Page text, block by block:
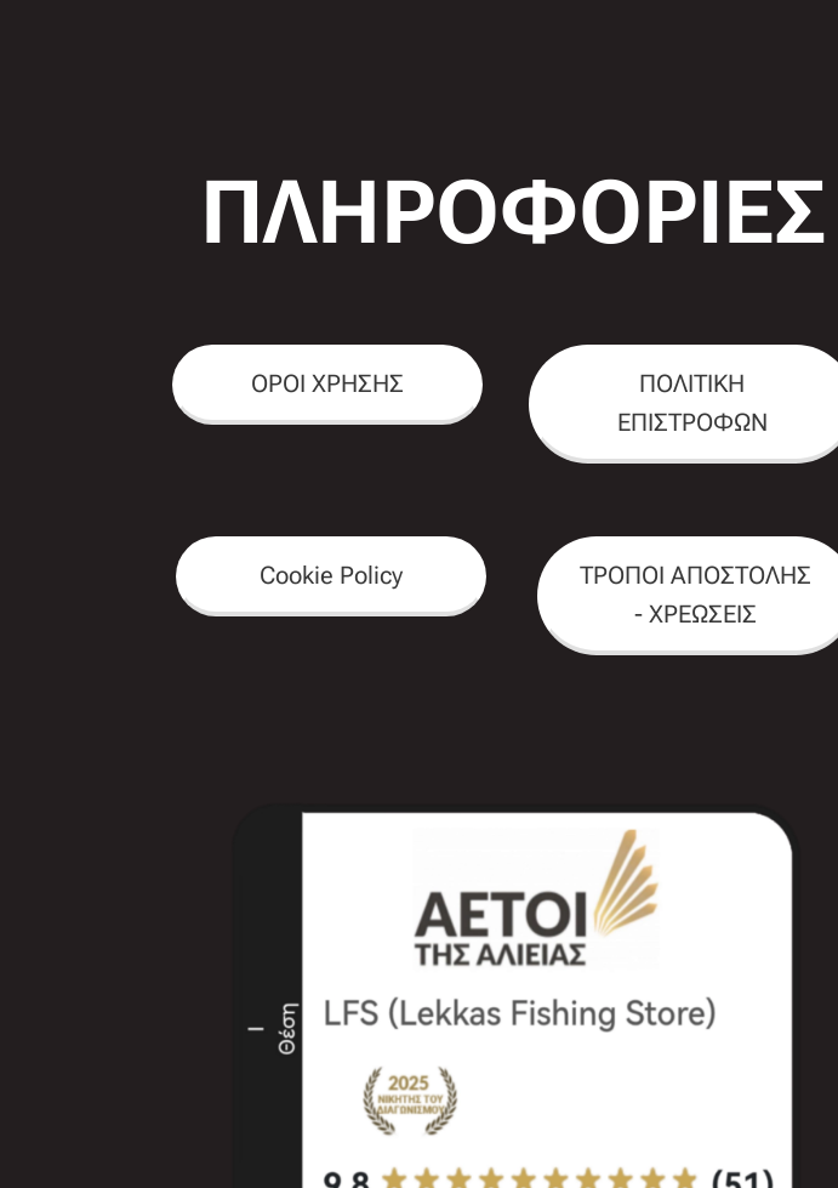
ΠΛΗΡΟΦΟΡΙΕΣ
ΟΡΟΙ ΧΡΗΣΗΣ
ΠΟΛΙΤΙΚΗ
ΕΠΙΣΤΡΟΦΩΝ
Cookie Policy
ΤΡΟΠΟΙ ΑΠΟΣΤΟΛΗΣ
- ΧΡΕΩΣΕΙΣ